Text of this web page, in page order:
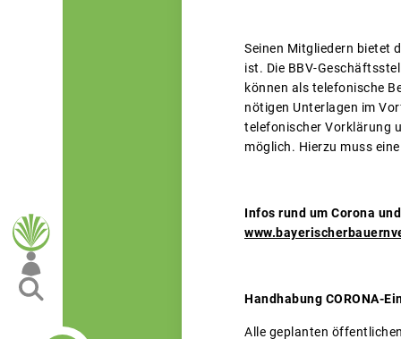
Seinen Mitgliedern bietet
ist. Die BBV-
können als telefonische
nötigen Unterlagen im
telefonischer Vorklärung
möglich. Hierzu muss
Infos rund um Corona
Handhabung CORONA-
Alle geplanten